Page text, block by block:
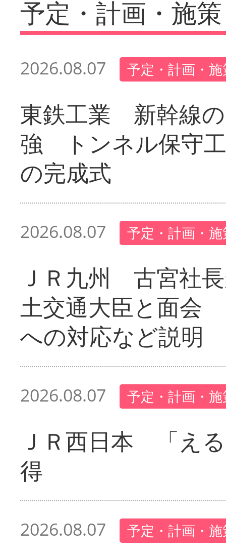
予定・計画・施策
2026.08.07 予定・計画・
東鉄工業 新幹線
強 トンネル保守
の完成式
2026.08.07 予定・計画・
ＪＲ九州 古宮社
土交通大臣と面会
への対応など説明
2026.08.07 予定・計画・
ＪＲ西日本 「え
得
2026.08.07 予定・計画・